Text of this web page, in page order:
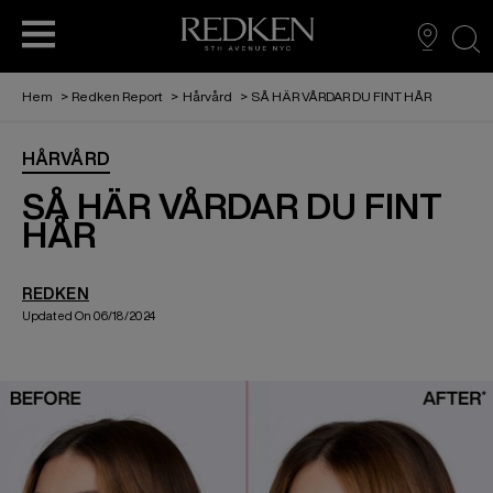
HÅRVÅRD
STYLING
HÅRFÄRG
HÅRVÅRD
EDUCATION
VÅR HISTORIA
Hem > Redken Report > Hårvård > SÅ HÄR VÅRDAR DU FINT HÅR
HÅRVÅRD
SÅ HÄR VÅRDAR DU FINT
HÅR
REDKEN
Updated On 06/18/2024